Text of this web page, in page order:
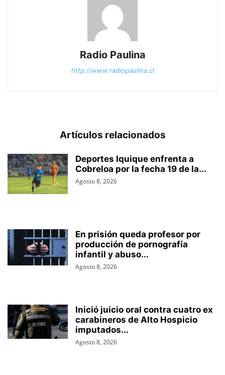
Radio Paulina
http://www.radiopaulina.cl
Artículos relacionados
Deportes Iquique enfrenta a
Cobreloa por la fecha 19 de la...
Agosto 8, 2026
En prisión queda profesor por
producción de pornografía
infantil y abuso...
Agosto 8, 2026
Inició juicio oral contra cuatro ex
carabineros de Alto Hospicio
imputados...
Agosto 8, 2026